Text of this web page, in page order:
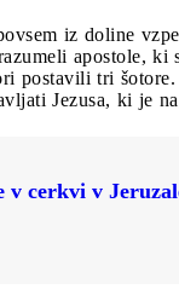
iz doline
apostole, ki
postavili tri
Jezusa, ki je
v cerkvi v